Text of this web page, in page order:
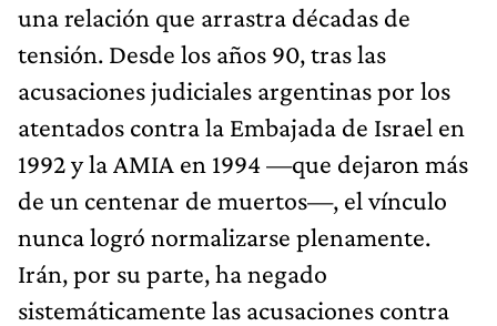
una relación que arrastra décadas de
tensión. Desde los años 90, tras las
acusaciones judiciales argentinas por los
atentados contra la Embajada de Israel en
1992 y la AMIA en 1994 —que dejaron más
de un centenar de muertos—, el vínculo
nunca logró normalizarse plenamente.
Irán, por su parte, ha negado
sistemáticamente las acusaciones contra